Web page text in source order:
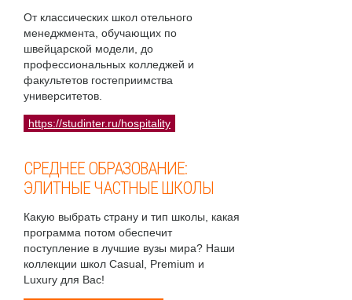
От классических школ отельного
менеджмента, обучающих по
швейцарской модели, до
профессиональных колледжей и
факультетов гостеприимства
университетов.
https://studinter.ru/hospitality
СРЕДНЕЕ ОБРАЗОВАНИЕ:
ЭЛИТНЫЕ ЧАСТНЫЕ ШКОЛЫ
Какую выбрать страну и тип школы, какая
программа потом обеспечит
поступление в лучшие вузы мира? Наши
коллекции школ Casual, Premium и
Luxury для Вас!